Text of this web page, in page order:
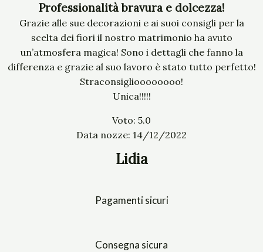
Professionalità bravura e dolcezza!
Grazie alle sue decorazioni e ai suoi consigli per la
scelta dei fiori il nostro matrimonio ha avuto
un’atmosfera magica! Sono i dettagli che fanno la
differenza e grazie al suo lavoro è stato tutto perfetto!
Straconsiglioooooooo!
Unica!!!!!
Voto: 5.0
Data nozze: 14/12/2022
Lidia
Pagamenti sicuri
Consegna sicura